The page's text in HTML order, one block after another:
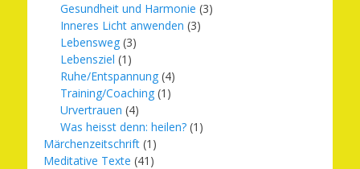
Gesundheit und Harmonie (3)
Inneres Licht anwenden (3)
Lebensweg (3)
Lebensziel (1)
Ruhe/Entspannung (4)
Training/Coaching (1)
Urvertrauen (4)
Was heisst denn: heilen? (1)
Märchenzeitschrift (1)
Meditative Texte (41)